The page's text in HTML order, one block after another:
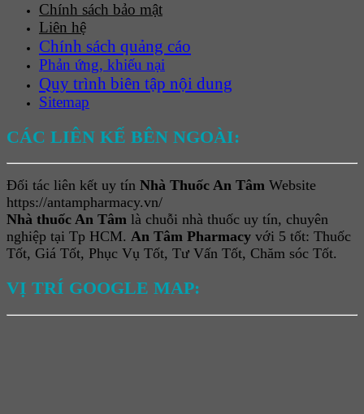
Chính sách bảo mật
Liên hệ
Chính sách quảng cáo
Phản ứng, khiếu nại
Quy trình biên tập nội dung
Sitemap
CÁC LIÊN KẾ BÊN NGOÀI:
Đối tác liên kết uy tín Nhà Thuốc An Tâm Website
https://antampharmacy.vn/
Nhà thuốc An Tâm là chuỗi nhà thuốc uy tín, chuyên
nghiệp tại Tp HCM. An Tâm Pharmacy với 5 tốt: Thuốc
Tốt, Giá Tốt, Phục Vụ Tốt, Tư Vấn Tốt, Chăm sóc Tốt.
VỊ TRÍ GOOGLE MAP: